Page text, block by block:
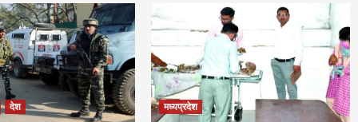
देश मध्यप्रदेश